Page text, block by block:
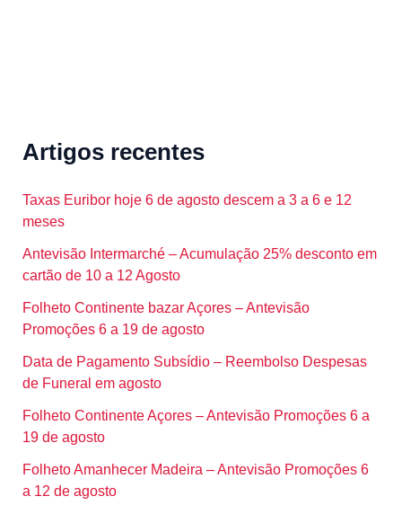
Artigos recentes
Taxas Euribor hoje 6 de agosto descem a 3 a 6 e 12
meses
Antevisão Intermarché – Acumulação 25% desconto em
cartão de 10 a 12 Agosto
Folheto Continente bazar Açores – Antevisão
Promoções 6 a 19 de agosto
Data de Pagamento Subsídio – Reembolso Despesas
de Funeral em agosto
Folheto Continente Açores – Antevisão Promoções 6 a
19 de agosto
Folheto Amanhecer Madeira – Antevisão Promoções 6
a 12 de agosto